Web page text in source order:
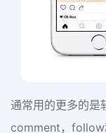
通常用的更多的是
comment，follow